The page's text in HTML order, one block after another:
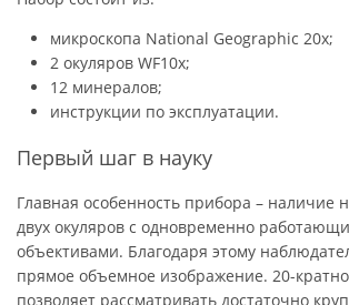
микроскопа National Geographic 20x;
2 окуляров WF10x;
12 минералов;
инструкции по эксплуатации.
Первый шаг в науку
Главная особенность прибора – наличие
двух окуляров с одновременно
объективами. Благодаря этому
прямое объемное изображение. 20-
позволяет рассматривать достаточно